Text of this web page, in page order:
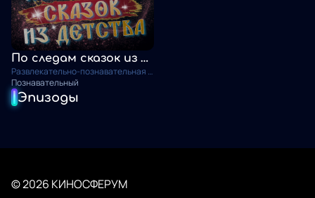
По следам сказок из детства
Развлекательно-познавательная передача
Познавательный
Эпизоды
© 2026 КИНОСФЕРУМ